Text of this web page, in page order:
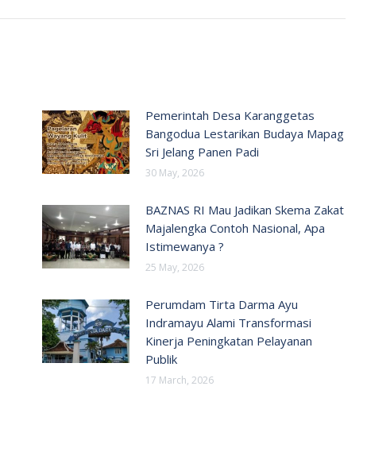
Pemerintah Desa Karanggetas
Bangodua Lestarikan Budaya Mapag
Sri Jelang Panen Padi
30 May, 2026
BAZNAS RI Mau Jadikan Skema Zakat
Majalengka Contoh Nasional, Apa
Istimewanya ?
25 May, 2026
Perumdam Tirta Darma Ayu
Indramayu Alami Transformasi
Kinerja Peningkatan Pelayanan
Publik
17 March, 2026